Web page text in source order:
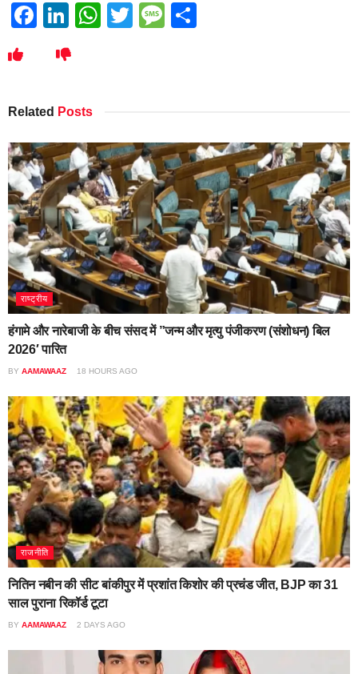
Facebook
LinkedIn
WhatsApp
TwitterMessage
Related Posts
राष्ट्रीय
हंगामे और नारेबाजी के बीच संसद में ”जन्म और मृत्यु पंजीकरण (संशोधन) बिल
2026′ पारित
BY AAMAWAAZ 18 HOURS AGO
राजनीति
नितिन नबीन की सीट बांकीपुर में प्रशांत किशोर की प्रचंड जीत, BJP का 31
साल पुराना रिकॉर्ड टूटा
BY AAMAWAAZ 2 DAYS AGO